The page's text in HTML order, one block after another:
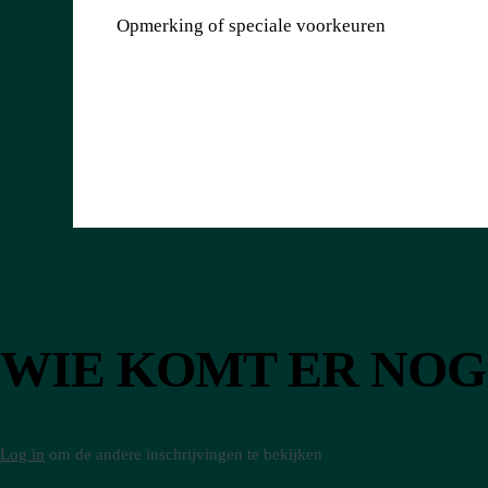
Opmerking of speciale voorkeuren
WIE KOMTER
Log in om de andere inschrijvingen te bekijken